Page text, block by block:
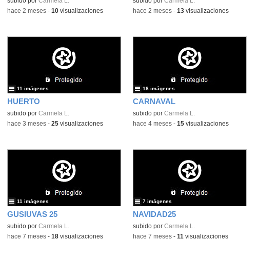
-hace 2 meses- 10visualizaciones -hace 2 meses- 13visualizaciones
HUERTO
subido por Carmela L.
11 imágenes
-hace 3 meses- 25visualizaciones
CARNAVAL
subido por Carmela L.
18 imágenes
-hace 4 meses- 15visualizaciones
GUSIUVAS 25
subido por Carmela L.
11 imágenes
-hace 7 meses- 18visualizaciones
NAVIDAD25
subido por Carmela L.
7 imágenes
-hace 7 meses- 11 visualizaciones